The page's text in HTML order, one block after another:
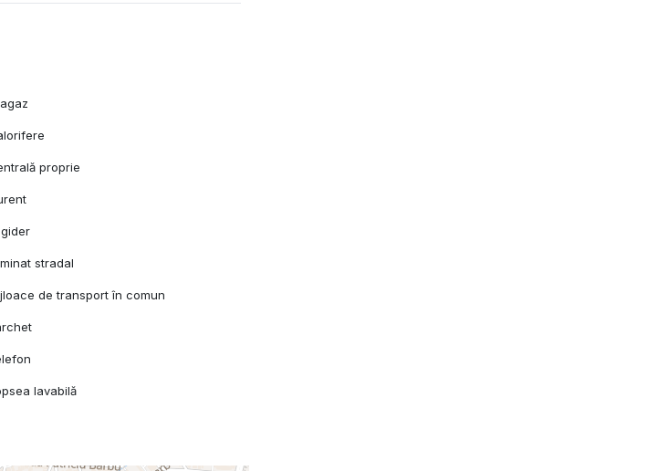
proprie
stradal
de transport în comun
lavabilă